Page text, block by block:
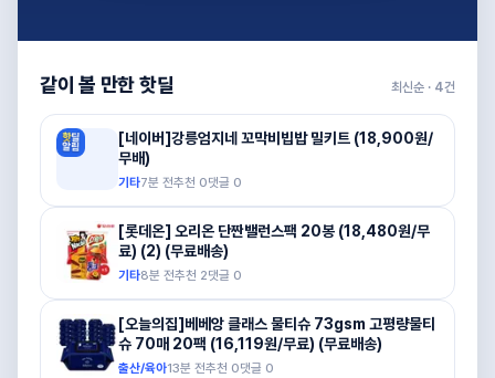
같이 볼 만한 핫딜 최신순 · 4건
[네이버]강릉엄지네 꼬막비빕밥 밀키트 (18,900원/
무배)
기타7분 전추천 0댓글 0
[롯데온] 오리온 단짠밸런스팩 20봉 (18,480원/무
료) (2) (무료배송)
기타8분 전추천 2댓글 0
[오늘의집]베베앙 클래스 물티슈 73gsm 고평량물티
슈 70매 20팩 (16,119원/무료) (무료배송)
출산/육아13분 전추천 0댓글 0